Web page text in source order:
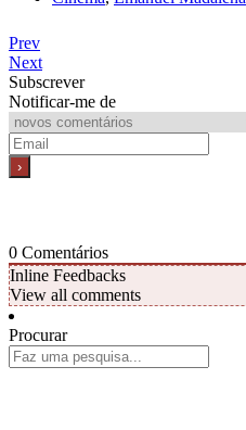
Prev
Next
Subscrever
Notificar-me de
0 Comentários
Inline Feedbacks
View all comments
Procurar